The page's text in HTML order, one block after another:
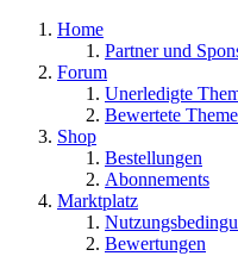
Home
Partner und
Forum
Unerledigte
Bewertete
Shop
Bestellungen
Abonnements
Marktplatz
Bewertungen